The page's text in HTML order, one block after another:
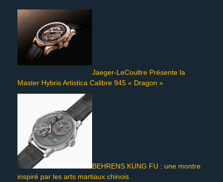
Jaeger-LeCoultre Présente la
Master Hybris Artistica Calibre 945 « Dragon »
BEHRENS KUNG FU : une montre
inspiré par les arts martiaux chinois